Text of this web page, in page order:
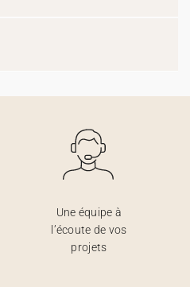
Une équipe à
l’écoute de vos
projets